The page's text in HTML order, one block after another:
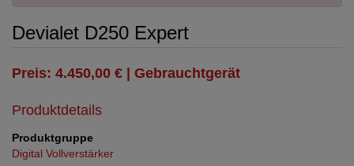
Devialet D250 Expert
Preis: 4.450,00 € | Gebrauchtgerät
Produktdetails
Produktgruppe
Digital Vollverstärker